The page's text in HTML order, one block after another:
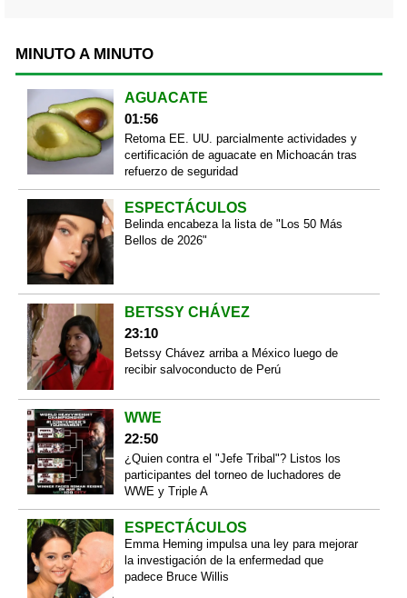
MINUTO A MINUTO
AGUACATE
01:56
Retoma EE. UU. parcialmente actividades y
certificación de aguacate en Michoacán tras
refuerzo de seguridad
ESPECTÁCULOS
Belinda encabeza la lista de "Los 50 Más
Bellos de 2026"
BETSSY CHÁVEZ
23:10
Betssy Chávez arriba a México luego de
recibir salvoconducto de Perú
WWE
22:50
¿Quien contra el "Jefe Tribal"? Listos los
participantes del torneo de luchadores de
WWE y Triple A
ESPECTÁCULOS
Emma Heming impulsa una ley para mejorar
la investigación de la enfermedad que
padece Bruce Willis